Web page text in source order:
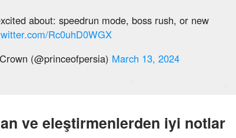
about: speedrun mode, boss rush, or new
Rc0uhD0WGX
(@princeofpersia) March 13, 2024
ve eleştirmenlerden iyi notlar